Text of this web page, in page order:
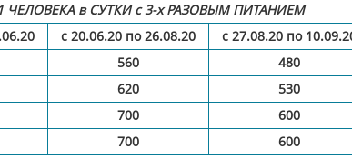
в СУТКИ с 3-х РАЗОВЫМ ПИТАНИЕМ
с 20.06.20 по 26.08.20
с 27.08.20 по
560
480
620
530
700
600
700 600